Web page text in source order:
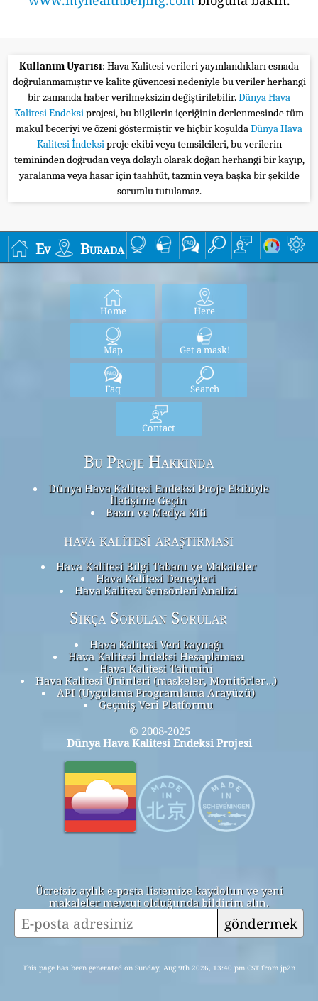
Kullanım Uyarısı: Hava Kalitesi verileri yayınlandıkları esnada
doğrulanmamıştır ve kalite güvencesi nedeniyle bu veriler herhangi
bir zamanda haber verilmeksizin değiştirilebilir.Dünya Hava
Kalitesi Endeksiprojesi, bu bilgilerin içeriğinin derlenmesinde tüm
makul beceriyi ve özeni göstermiştir ve hiçbir koşuldaDünya Hava
Kalitesi İndeksiproje ekibi veya temsilcileri, bu verilerin
temininden doğrudan veya dolaylı olarak doğan herhangi bir kayıp,
yaralanma veya hasar için taahhüt, tazmin veya başka bir şekilde
sorumlu tutulamaz.
Ev Burada
Home Here
Map Get a mask!
Faq Search
Contact
Bu Proje Hakkında
Dünya Hava Kalitesi Endeksi Proje Ekibiyle
İletişime Geçin
Basın ve Medya Kiti
hava kalitesi araştırması
Hava Kalitesi Bilgi Tabanı ve Makaleler
Hava Kalitesi Deneyleri
Hava Kalitesi Sensörleri Analizi
Sıkça Sorulan Sorular
Hava Kalitesi Veri kaynağı
Hava Kalitesi İndeksi Hesaplaması
Hava Kalitesi Tahmini
Hava Kalitesi Ürünleri (maskeler, Monitörler…)
API (Uygulama Programlama Arayüzü)
Geçmiş Veri Platformu
© 2008-2025
Dünya Hava Kalitesi Endeksi Projesi
Ücretsiz aylık e-posta listemize kaydolun ve yeni
makaleler mevcut olduğunda bildirim alın.
göndermek
This page has been generated on Sunday, Aug 9th 2026, 13:40 pm CST from jp2n